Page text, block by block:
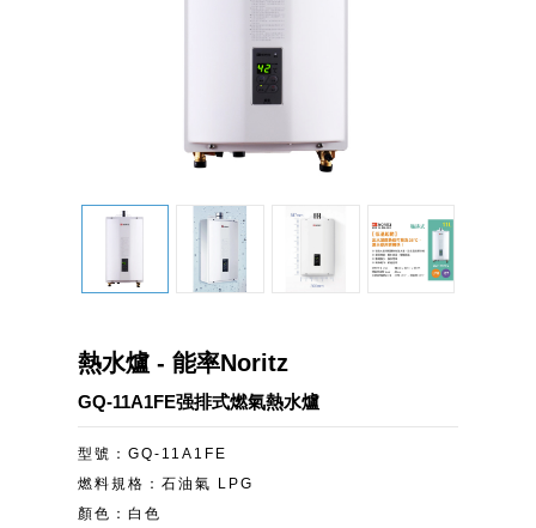
熱水爐 - 能率Noritz
GQ-11A1FE强排式燃氣熱水爐
型號：GQ-11A1FE
燃料規格：石油氣 LPG
顏色：白色